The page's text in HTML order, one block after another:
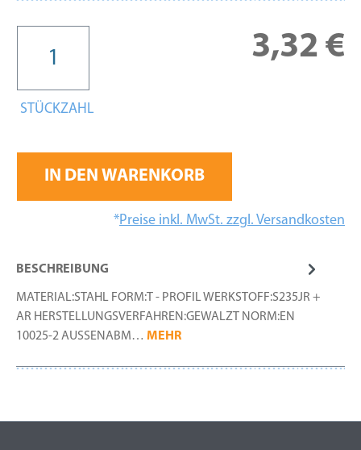
3,32 €
STÜCKZAHL
IN DEN WARENKORB
*Preise inkl. MwSt. zzgl. Versandkosten
BESCHREIBUNG
MATERIAL:STAHL FORM:T - PROFIL WERKSTOFF:S235JR +
AR HERSTELLUNGSVERFAHREN:GEWALZT NORM:EN
10025-2 AUSSENABM… MEHR